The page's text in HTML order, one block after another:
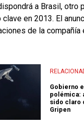
a Brasil, otro
clave en 2013. El
de la compañía
Gobierno
polémica:
sido claro
Gripen